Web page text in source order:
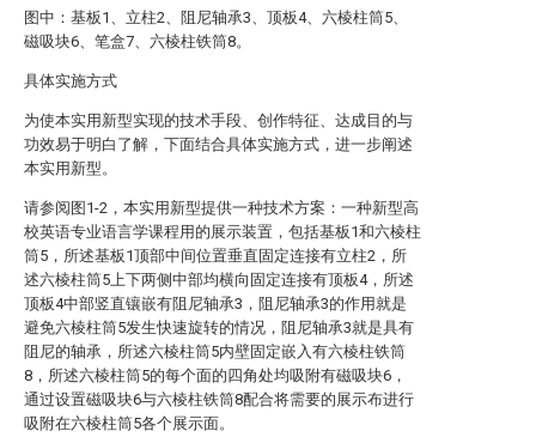
图中：基板1、立柱2、阻尼轴承3、顶板4、六棱柱筒5、
磁吸块6、笔盒7、六棱柱铁筒8。
具体实施方式
为使本实用新型实现的技术手段、创作特征、达成目的与
功效易于明白了解，下面结合具体实施方式，进一步阐述
本实用新型。
请参阅图1-2，本实用新型提供一种技术方案：一种新型高
校英语专业语言学课程用的展示装置，包括基板1和六棱柱
筒5，所述基板1顶部中间位置垂直固定连接有立柱2，所
述六棱柱筒5上下两侧中部均横向固定连接有顶板4，所述
顶板4中部竖直镶嵌有阻尼轴承3，阻尼轴承3的作用就是
避免六棱柱筒5发生快速旋转的情况，阻尼轴承3就是具有
阻尼的轴承，所述六棱柱筒5内壁固定嵌入有六棱柱铁筒
8，所述六棱柱筒5的每个面的四角处均吸附有磁吸块6，
通过设置磁吸块6与六棱柱铁筒8配合将需要的展示布进行
吸附在六棱柱筒5各个展示面。